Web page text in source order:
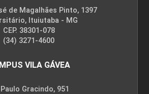
de Magalhães Pinto, 1397
Ituiutaba - MG
CEP. 38301-078
(34) 3271-4600
VILA GÁVEA
Gracindo, 951